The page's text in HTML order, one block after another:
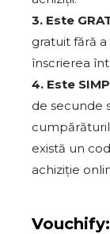
3. Este
gratuit fără
înscrierea
4. Este
de secunde
există un
achiziție